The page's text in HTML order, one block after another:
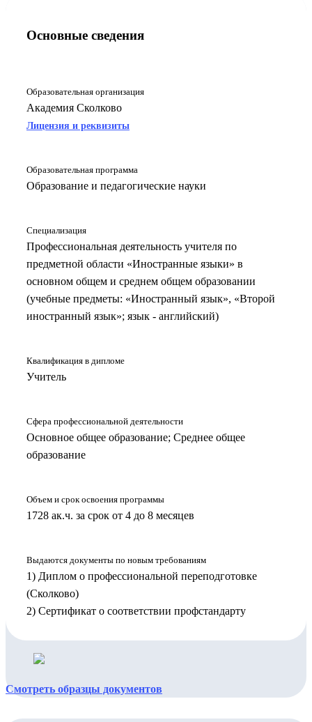
Основные сведения
Образовательная организация
Академия Сколково
Лицензия и реквизиты
Образовательная программа
Образование и педагогические науки
Специализация
Профессиональная деятельность учителя по
предметной области «Иностранные языки» в
основном общем и среднем общем образовании
(учебные предметы: «Иностранный язык», «Второй
иностранный язык»; язык - английский)
Квалификация в дипломе
Учитель
Сфера профессиональной деятельности
Основное общее образование; Среднее общее
образование
Объем и срок освоения программы
1728 ак.ч. за срок от 4 до 8 месяцев
Выдаются документы по новым требованиям
1) Диплом о профессиональной переподготовке
(Сколково)
2) Сертификат о соответствии профстандарту
Смотреть образцы документов